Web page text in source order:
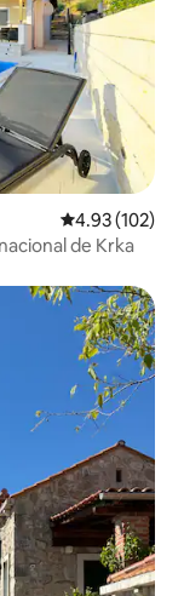
Calificación
4.93 (102)
de Krka